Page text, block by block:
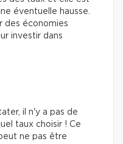
éventuelle hausse.
des économies
investir dans
il n'y a pas de
taux choisir ! Ce
ne pas être